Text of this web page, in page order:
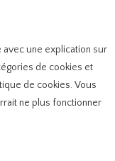
divers
une explication sur
de cookies et
de cookies. Vous
ne plus fonctionner